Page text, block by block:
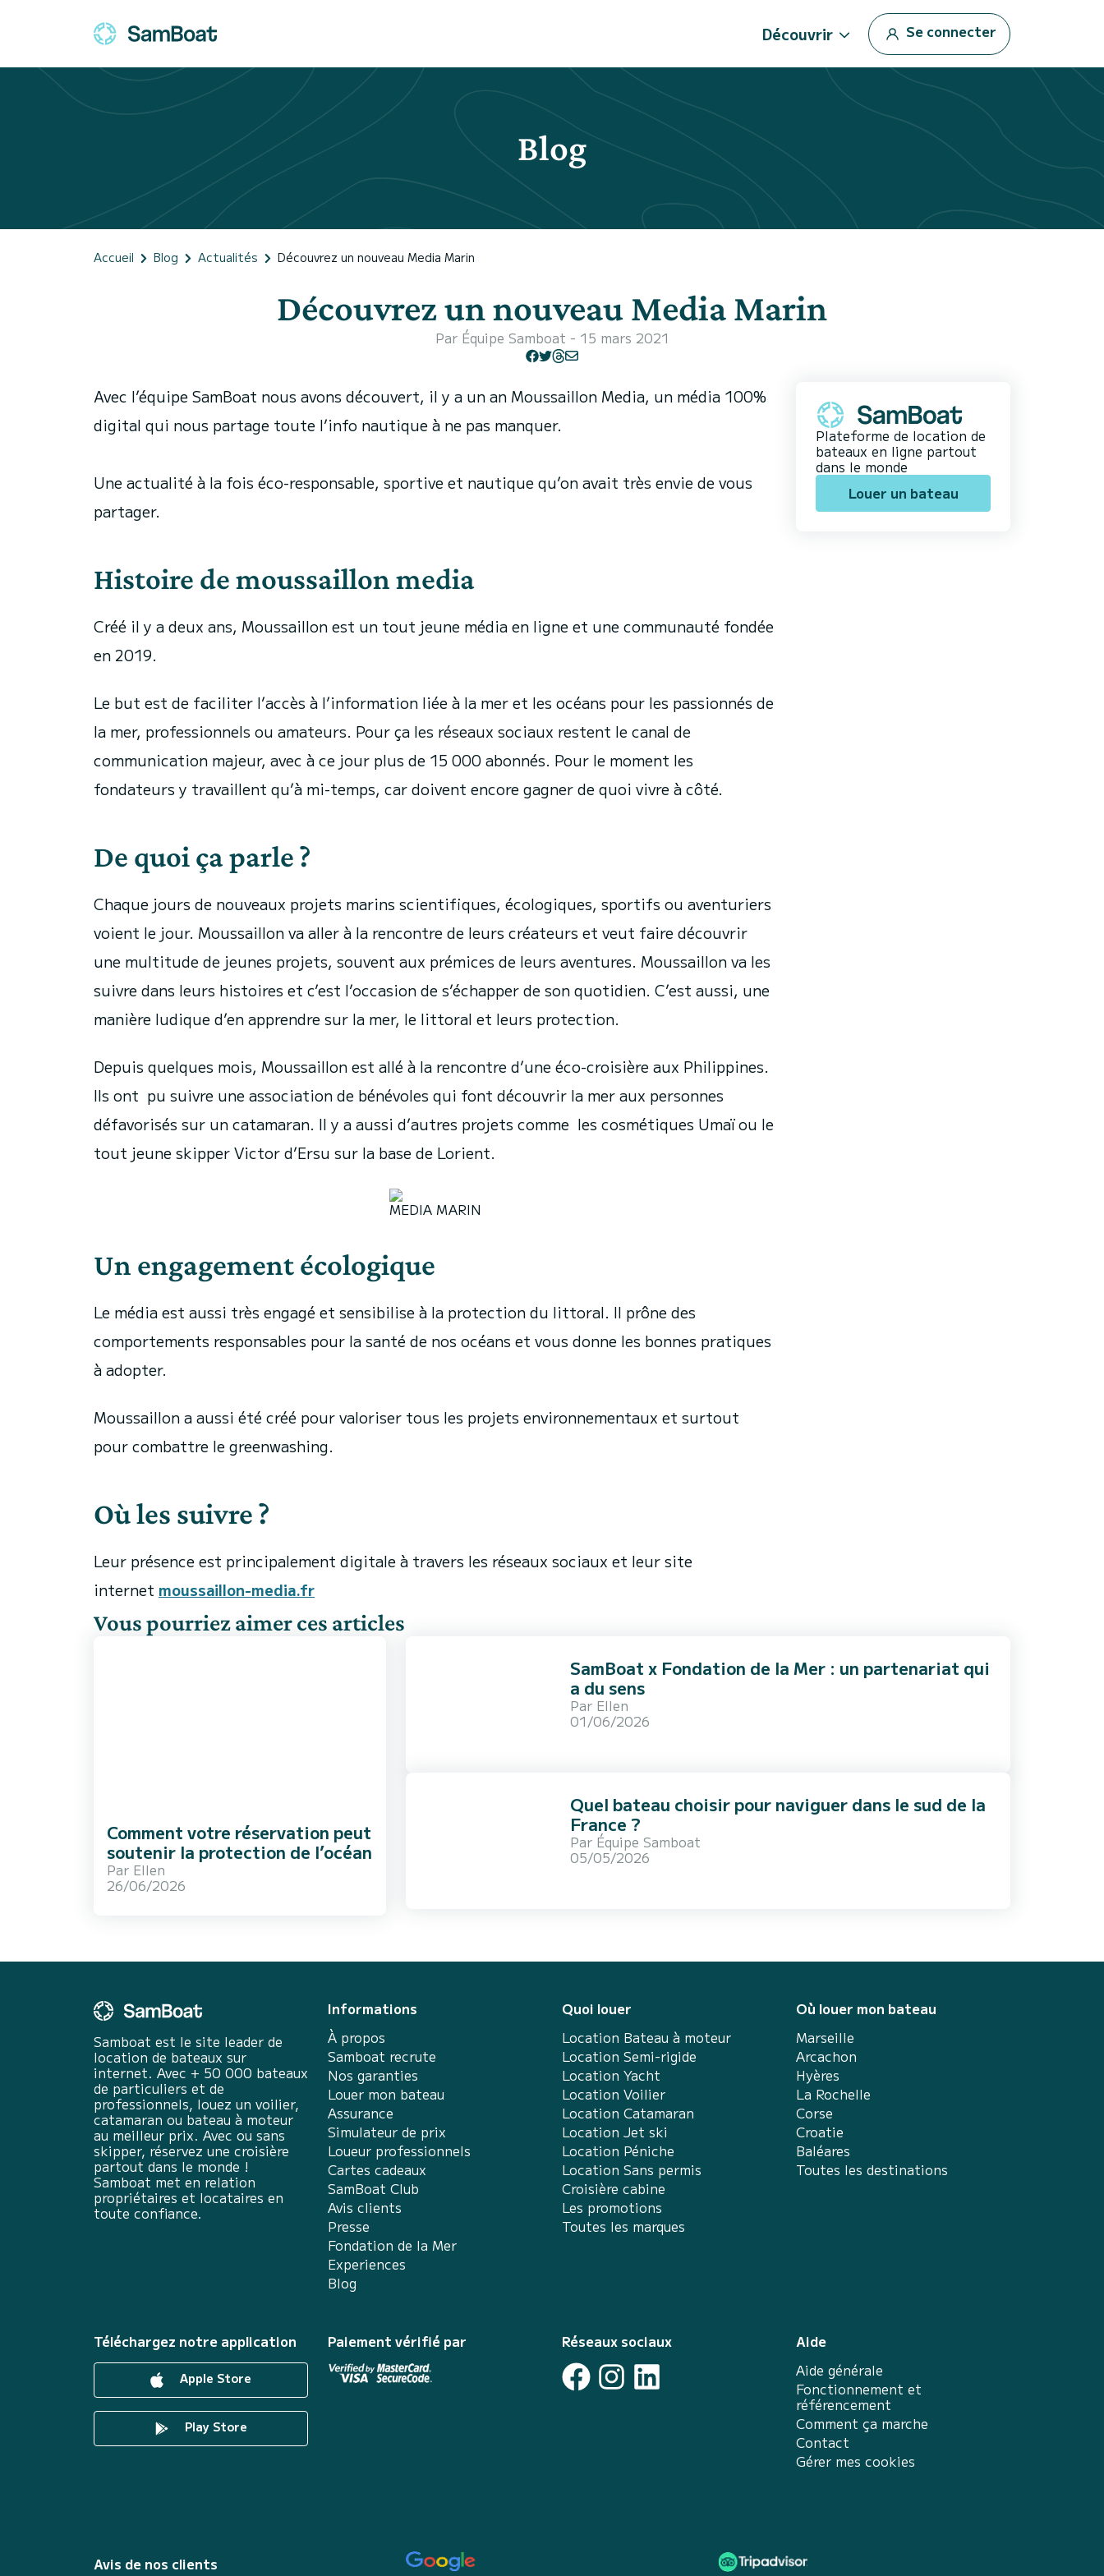
Découvrir Se connecter
Blog
Accueil Blog Actualités Découvrez un nouveau Media Marin
Découvrez un nouveau Media Marin
Par Équipe Samboat - 15 mars 2021
Avec l’équipe SamBoat nous avons découvert, il y a un an Moussaillon Media, un média 100%
digital qui nous partage toute l’info nautique à ne pas manquer.
Une actualité à la fois éco-responsable, sportive et nautique qu’on avait très envie de vous
partager.
Histoire de moussaillon media
Créé il y a deux ans, Moussaillon est un tout jeune média en ligne et une communauté fondée
en 2019.
Le but est de faciliter l’accès à l’information liée à la mer et les océans pour les passionnés de
la mer, professionnels ou amateurs. Pour ça les réseaux sociaux restent le canal de
communication majeur, avec à ce jour plus de 15 000 abonnés. Pour le moment les
fondateurs y travaillent qu’à mi-temps, car doivent encore gagner de quoi vivre à côté.
De quoi ça parle ?
Chaque jours de nouveaux projets marins scientifiques, écologiques, sportifs ou aventuriers
voient le jour. Moussaillon va aller à la rencontre de leurs créateurs et veut faire découvrir
une multitude de jeunes projets, souvent aux prémices de leurs aventures. Moussaillon va les
suivre dans leurs histoires et c’est l’occasion de s’échapper de son quotidien. C’est aussi, une
manière ludique d’en apprendre sur la mer, le littoral et leurs protection.
Depuis quelques mois, Moussaillon est allé à la rencontre d’une éco-croisière aux Philippines.
Ils ont pu suivre une association de bénévoles qui font découvrir la mer aux personnes
défavorisés sur un catamaran. Il y a aussi d’autres projets comme les cosmétiques Umaï ou le
tout jeune skipper Victor d’Ersu sur la base de Lorient.
MEDIA MARIN
Un engagement écologique
Le média est aussi très engagé et sensibilise à la protection du littoral. Il prône des
comportements responsables pour la santé de nos océans et vous donne les bonnes pratiques
à adopter.
Moussaillon a aussi été créé pour valoriser tous les projets environnementaux et surtout
pour combattre le greenwashing.
Où les suivre ?
Leur présence est principalement digitale à travers les réseaux sociaux et leur site
internet moussaillon-media.fr
Plateforme de location de
bateaux en ligne partout
dans le monde
Louer un bateau
Vous pourriez aimer ces articles
Comment votre réservation peut
soutenir la protection de l’océan
Par Ellen
26/06/2026
SamBoat x Fondation de la Mer : un partenariat qui
a du sens
Par Ellen
01/06/2026
Quel bateau choisir pour naviguer dans le sud de la
France ?
Par Équipe Samboat
05/05/2026
Samboat est le site leader de
location de bateaux sur
internet. Avec + 50 000 bateaux
de particuliers et de
professionnels, louez un voilier,
catamaran ou bateau à moteur
au meilleur prix. Avec ou sans
skipper, réservez une croisière
partout dans le monde !
Samboat met en relation
propriétaires et locataires en
toute confiance.
Informations
À propos
Samboat recrute
Nos garanties
Louer mon bateau
Assurance
Simulateur de prix
Loueur professionnels
Cartes cadeaux
SamBoat Club
Avis clients
Presse
Fondation de la Mer
Experiences
Blog
Quoi louer
Location Bateau à moteur
Location Semi-rigide
Location Yacht
Location Voilier
Location Catamaran
Location Jet ski
Location Péniche
Location Sans permis
Croisière cabine
Les promotions
Toutes les marques
Où louer mon bateau
Marseille
Arcachon
Hyères
La Rochelle
Corse
Croatie
Baléares
Toutes les destinations
Aide
Aide générale
Fonctionnement et
référencement
Comment ça marche
Contact
Gérer mes cookies
Téléchargez notre application
Apple Store
Play Store
Paiement vérifié par Réseaux sociaux
Avis de nos clients